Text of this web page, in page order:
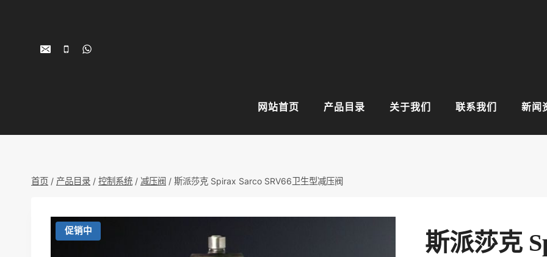
网站首页 产品目录 关于我们 联系我们 新闻
首页 / 产品目录 / 控制系统 / 减压阀 / 斯派莎克 Spirax Sarco SRV66卫生型减压阀
促销中
斯派莎克